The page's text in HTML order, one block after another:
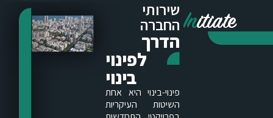
שירותי
החברה
הדרך
לפינוי
בינוי
פינוי-בינוי היא אחת
השיטות העיקריות
Initiate